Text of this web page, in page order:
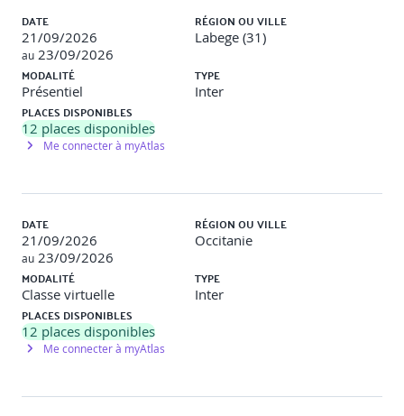
DATE
21/09/2026
au 23/09/2026
RÉGION OU VILLE
Labege (31)
MODALITÉ
Présentiel
TYPE
Inter
PLACES DISPONIBLES
12 places disponibles
Me connecter à myAtlas
DATE
21/09/2026
au 23/09/2026
RÉGION OU VILLE
Occitanie
MODALITÉ
Classe virtuelle
TYPE
Inter
PLACES DISPONIBLES
12 places disponibles
Me connecter à myAtlas